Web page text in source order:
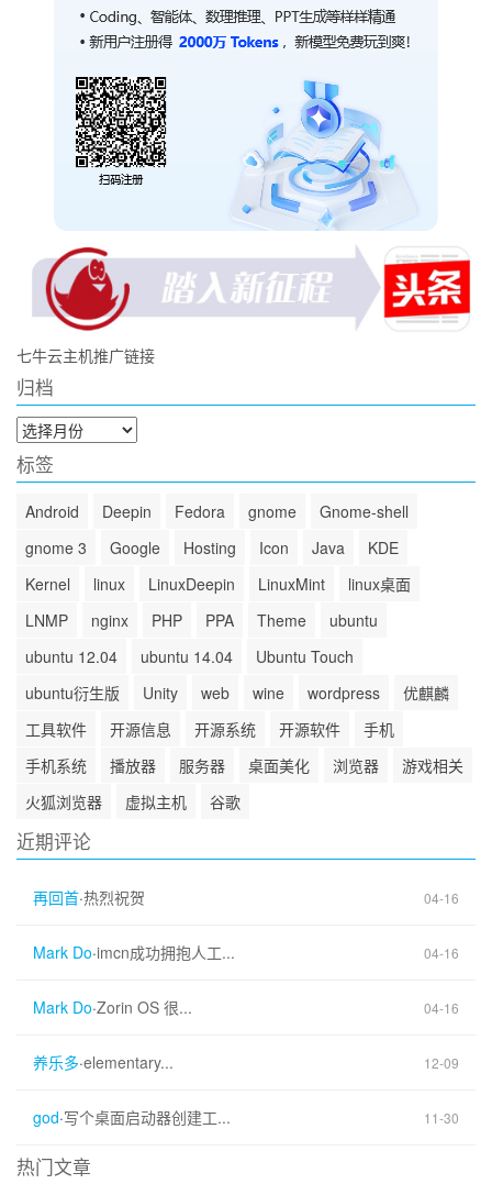
七牛云主机推广链接
归档
归
档
标签
Android Deepin Fedora gnome
Gnome-shell
gnome 3
Google Hosting Icon Java
KDE
Kernel
linux LinuxDeepin LinuxMint
linux桌面
LNMP
nginx PHP PPA Theme
ubuntu
ubuntu 12.04
ubuntu 14.04
Ubuntu Touch
ubuntu衍生版
Unity web wine wordpress
优麒麟
工具软件
开源信息 开源系统 开源软件
手机
手机系统
播放器 服务器 桌面美化 浏览器
游戏相关
火狐浏览器
虚拟主机 谷歌
近期评论
再回首·热烈祝贺 04-16
Mark Do·imcn成功拥抱人工... 04-16
Mark Do·Zorin OS 很... 04-16
养乐多·elementary... 12-09
god·写个桌面启动器创建工... 11-30
热门文章